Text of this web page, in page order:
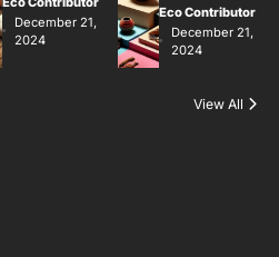
December 21,
2024
Eco Contributor
December 21,
2024
View All